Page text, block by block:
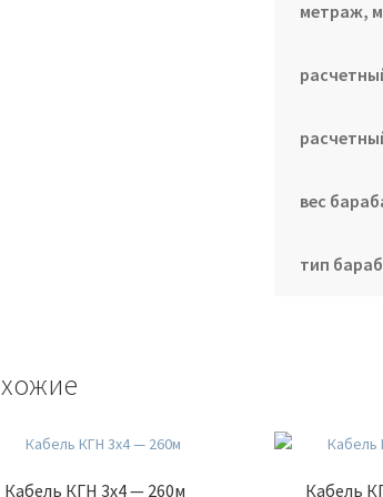
метраж, м
вес
тип
Кабель КГН 3х4 — 260м Кабель